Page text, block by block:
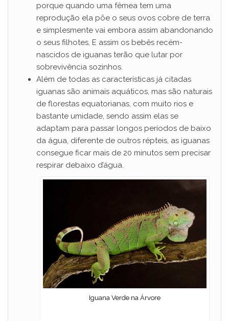
porque quando uma fêmea tem uma
reprodução ela põe o seus ovos cobre de terra
e simplesmente vai embora assim abandonando
o seus filhotes, E assim os bebês recém-
nascidos de iguanas terão que lutar por
sobrevivência sozinhos.
Além de todas as características já citadas
iguanas são animais aquáticos, mas são naturais
de florestas equatorianas, com muito rios e
bastante umidade, sendo assim elas se
adaptam para passar longos períodos de baixo
da água, diferente de outros répteis, as iguanas
consegue ficar mais de 20 minutos sem precisar
respirar debaixo d’água.
Iguana Verde na Árvore